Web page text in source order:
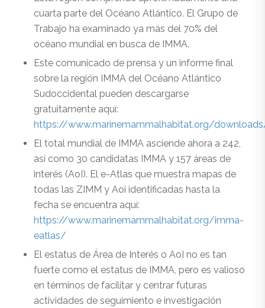
cuarta parte del Océano Atlántico. El Grupo de
Trabajo ha examinado ya más del 70% del
océano mundial en busca de IMMA.
Este comunicado de prensa y un informe final
sobre la región IMMA del Océano Atlántico
Sudoccidental pueden descargarse
gratuitamente aquí:
https://www.marinemammalhabitat.org/
El total mundial de IMMA asciende ahora a 242,
así como 30 candidatas IMMA y 157 áreas de
interés (AoI). El e-Atlas que muestra mapas de
todas las ZIMM y Aoi identificadas hasta la
fecha se encuentra aquí:
https://www.marinemammalhabitat.org/imma-
eatlas/
El estatus de Área de Interés o AoI no es tan
fuerte como el estatus de IMMA, pero es valioso
en términos de facilitar y centrar futuras
actividades de seguimiento e investigación